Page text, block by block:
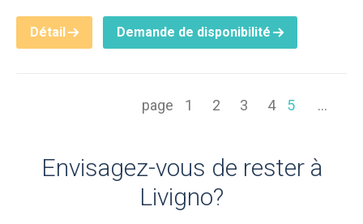
Détail Demande de disponibilité
page 1 2 3 4 5 ...
Envisagez-vous de rester à
Livigno?